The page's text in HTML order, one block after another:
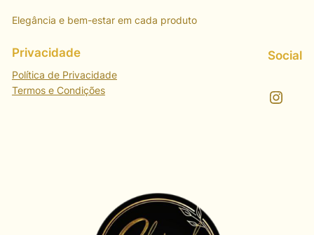
Elegância e bem-estar em cada produto
Privacidade
Política de Privacidade
Termos e Condições
Social
Instagram